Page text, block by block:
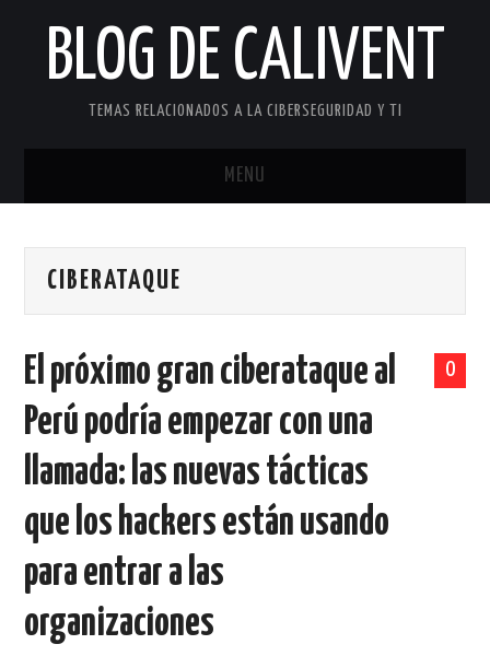
BLOG DE CALIVENT
TEMAS RELACIONADOS A LA CIBERSEGURIDAD Y TI
MENU
ACERCA DE…
CIBERATAQUE
0
El próximo gran ciberataque al
Perú podría empezar con una
llamada: las nuevas tácticas
que los hackers están usando
para entrar a las
organizaciones